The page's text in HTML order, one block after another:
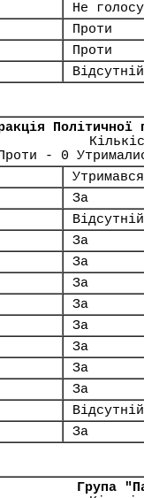
Не
Проти
Проти
Відсутній
Політичної
- 0
Утримався
За
Відсутній
За
За
За
За
За
За
За
За
Відсутній
За
Група